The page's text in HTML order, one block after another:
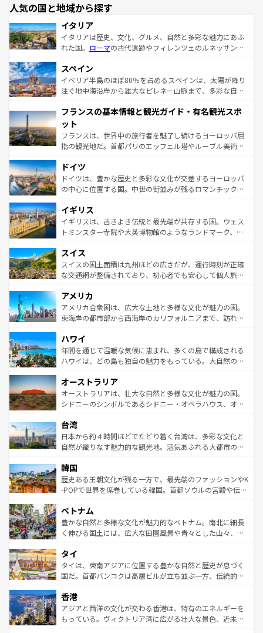
人気の国と地域から探す
イタリア
イタリアは歴史、文化、グルメ、自然と多彩な魅力にあふ
れた国。 ローマの古代遺跡やフィレンツェのルネッサンス
ろん、トスカーナの美しい田園風景やアマルフィ海岸の絶
景など、自然景観も見逃せない。観光の合間には、本場の
ピザやパスタなど、絶品のイタリア料理を堪能することも
ませてくれるイタリアで、忘れられない旅をしてみよう！
なお、新着のイタリア情報は
しい。
スペイン
イベリア半島のほぼ80％を占めるスペインは、太陽が降り
注ぐ地中海沿岸から雄大なピレネー山脈まで、多彩な自然
文化が根付くこの国では、情熱的なフラメンコ、熱気あふ
れる闘牛、そして美味しいタパスが生活の一部となってい
る。首都マドリードの洗練された雰囲気や、バルセロナの
アートに溢れた街角から、地方では古代ローマ遺跡や中世
せる。地方によって風土や気候が異なるスペインはその個
性で訪れる人を魅了する。 なお、新着のスペイン情報は コ
ンテンツ一覧を参照してほしい。
フランスの基本情報と観光ガイド・有名観光スポ
ット
フランスは、世界中の旅行者を魅了し続けるヨーロッパ屈
指の観光地だ。首都パリのエッフェル塔やルーブル美術館
で、幅広い魅力が詰まっている。華麗な宮殿、歴史的な大
聖堂、美しいビーチ、そして豊かな自然が、訪れる者を心
から魅了する。また、フランスは美食の国としても知ら
いる。シャンパンの発祥地であるランス、プロヴァンスの
香り高いラベンダー畑など、多彩な楽しみ方が可能だ。さ
らに、パリ以外の地域にも魅力が溢れており、どの街角に
れる地方に足を運ぶとそれぞれで全く異なる文化を体験で
きるだろう。 なお、新着のフランス情報はコンテンツ一覧
を参照してほしい。
ドイツ
ドイツは、豊かな歴史と多彩な文化が交差するヨーロッパ
の中心に位置する国。中世の街並みが残るロマンチック街
顔を持つこの国は、どこを歩いても飽きることがない。ベ
ルリンの文化的活気、バイエルン州のアルプスの絶景、そ
してライン川沿いのワイン畑といった風景は必見。ビール
は、お酒好きな人にはぜひ体験してほしい。 なお、新着の
ドイツ情報はコンテンツ一覧を参照してほしい。
イギリス
イギリスは、古きよき伝統と最先端が共存する国。ウェス
トミンスター寺院や大英博物館のようなランドマーク、歴
リアごとに異なる魅力がある。また、優雅なアフタヌーン
ティー、ビール好きにはたまらない英国パブ、サッカー観
戦など、本場だからこそできる体験も豊富。イギリスを旅
ンツ一覧を参照してほしい。
スイス
スイスの国土面積は九州ほどの広さだが、運行時刻が正確
な交通網が整備されており、初心者でも安心して個人旅行
の建物がそのまま残る町や、スイスならではのユニークな
博物館もあり、アルプス観光だけでなく町歩きも満喫する
ことができる。国民の所得が高いため物価も高いが、旅行
ば市内交通費無料で観光を楽しむこともできる。 なお、新
着のスイス情報はコンテンツ一覧 を参照してほしい。
アメリカ
アメリカ合衆国は、広大な土地と多様な文化が魅力の国。
東海岸の都市部から西海岸のカリフォルニアまで、訪れる
のような巨大都市は、観光、ショッピング、エンターテイ
ンメントが詰まった刺激的なスポットだ。一方、アメリカ
西部には大自然が広がり、グランドキャニオンやイエロー
部のニューオーリンズでは、音楽と美食が融合した独特の
文化が魅力。旅行者はアメリカの各地域で異なる魅力を楽
しみながら、その多様性と豊かな歴史を感じることができ
ならではの贅沢な旅のスタイルだ。 なお、新着のアメリカ
情報はコンテンツ一覧を参照してほしい。
ハワイ
年間を通じて温暖な気候に恵まれ、多くの島で構成される
ハワイは、どの島も独自の魅力をもっている。大自然の神
ワイ島は見逃せない。また、定番の観光地といえばオアフ
島だが、静かな自然を求めるならマウイ島やカウアイ島が
おすすめ。エメラルドグリーンに輝く海をはじめ、豊かな
れるおもてなしの心で訪れる人々を迎えてくれるハワイの
人々、おいしいローカルフードやハワイアンミュージッ
ク、伝統的なフラダンスなど、すべてがハワイの魅力を彩
ワイを、存分に味わってほしい。 なお、新着のハワイ情報
はコンテンツ一覧を参照してほしい。
オーストラリア
オーストラリアは、壮大な自然と多様な文化が魅力の国。
シドニーのシンボルであるシドニー・オペラハウス、オー
リアリーフや大陸中央部にそびえるウルル（エアーズロッ
ク）、タスマニアの美しい原生林やケアンズの熱帯雨林な
ど、見どころがたくさん。また、カフェやワイン、オージ
いる。アクティビティも充実しており、サーフィンやダイ
ビング、ハイキングなど、アウトドア好きにはたまらな
い。オーストラリアの多彩な魅力を存分に味わいつくそ
参照してほしい。
台湾
日本から約４時間ほどでたどり着く台湾は、多彩な文化と
自然が織りなす魅力的な観光地。活気あふれる大都市の台
ン）、静ひつな山岳地帯である台湾東部など、都市の喧騒
と山間の静けさが共存しており、訪れる人に新しい発見と
驚きをもたらしてくれる。また、奥深い台湾の食文化も魅
容にもいいと評判のスイーツなど、バラエティ豊かな料理
が味わえる。 なお、新着の台湾情報は コンテンツ一覧を参
照してほしい。
韓国
歴史ある王朝文化が残る一方で、最先端のファッションやK
-POPで世界を席巻している韓国。首都ソウルの宮殿や伝統
き、地方に足を延ばせば四季折々の自然美を楽しむことが
できる。そして、キムチや焼肉、絶品のストリートフード
まで、さまざまな韓国料理が待っている。夜には、韓国な
リティに包まれながら、韓国の多彩な魅力を心ゆくまで味
わってみてほしい。 なお、新着の韓国情報はコンテンツ一
覧を参照してほしい。
ベトナム
豊かな自然と多様な文化が魅力的なベトナム。南北に細長
く伸びる国土には、広大な田園風景や青々とした山々、世
急速な発展と共に伝統が息づく。ハノイの古い町並みやホ
ーチミン市のフランス統治時代の建物も、独特の雰囲気を
醸し出している。また、バラエティの豊かさとおいしさで
とつ。フォーやバインミー、ベトナムコーヒーなどは、ぜ
ひ現地で味わいたい。どの地域を訪れてもあたたかい人々
が旅行者を迎えてくれるので、きっと忘れられない旅にな
タイ
タイは、東南アジアに位置する豊かな自然と歴史が息づく
国だ。首都バンコクは高層ビルが立ち並ぶ一方、伝統的な
の活気が交差している。北部ではチェンマイなどの山岳地
帯で自然と触れ合い、南部ではプーケットやクラビの美し
いビーチでリゾート気分を楽しむことができる。タイ料理
香港
アジアと西洋の文化が交わる香港は、特有のエネルギーを
もっている。ヴィクトリア湾に広がる壮大な景色、近未来